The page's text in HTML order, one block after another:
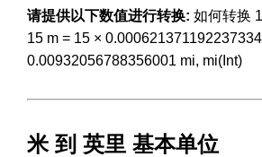
请提供以下数值进行转换: 如何转换
15 m = 15 ×
0.00932056788356001 mi, mi(Int)
米 到 英里 基本单位